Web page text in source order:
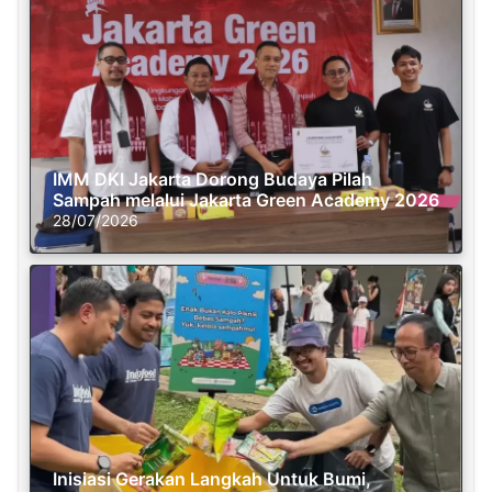
IMM DKI Jakarta Dorong Budaya Pilah
Sampah melalui Jakarta Green Academy 2026
28/07/2026
Inisiasi Gerakan Langkah Untuk Bumi,